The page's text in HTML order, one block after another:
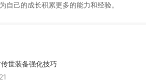
自己的成长积累更多的能力和经验。
世装备强化技巧